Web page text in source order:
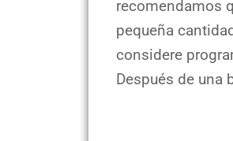
recomendamos
pequeña
considere
Después de una